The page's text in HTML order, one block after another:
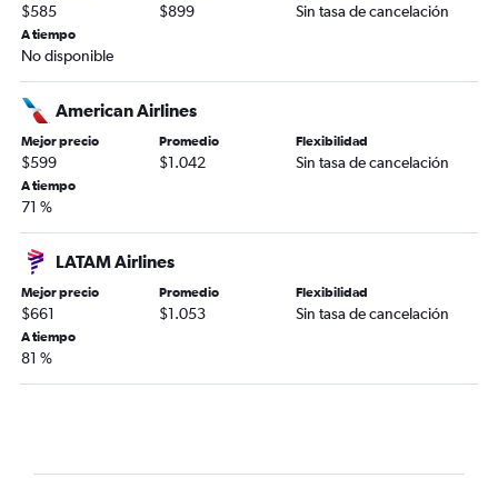
$585 $899 Sin tasa de cancelación
A tiempo
No disponible
American Airlines
Mejor precio
$599
Promedio
$1.042
Flexibilidad
Sin tasa de cancelación
A tiempo
71 %
LATAM Airlines
Mejor precio
$661
Promedio
$1.053
Flexibilidad
Sin tasa de cancelación
A tiempo
81 %